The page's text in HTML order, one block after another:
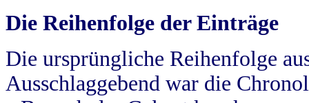
Die Reihenfolge der Einträge
Die ursprüngliche Reihenfolge
Ausschlaggebend war die